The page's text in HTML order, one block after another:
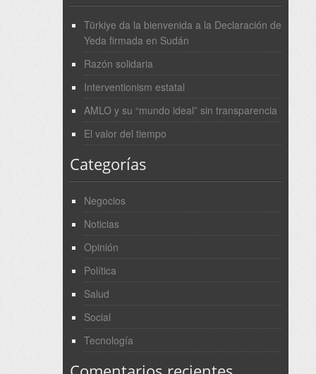
Türkiye da la bienvenida a la Declaración de
Yeda firmada en Sudán
Razón solidaria
Interventionism estatal
AMLO y su “mundo ideal” sin transparencia
El valor del tiempo
Categorías
Negocios
Noticias
Opinión
Política
Salud
Social
Tecnología